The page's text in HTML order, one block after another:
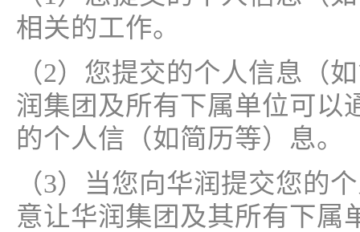
相关的工作。
（2）您提交的个人信息（
润集团及所有下属单位可以
的个人信（如简历等）息。
（3）当您向华润提交您的
意让华润集团及其所有下属